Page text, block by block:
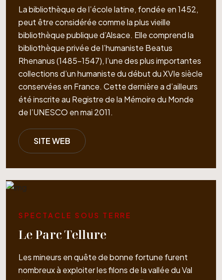
La bibliothèque de l’école latine, fondée en 1452,
peut être considérée comme la plus vieille
bibliothèque publique d’Alsace. Elle comprend la
bibliothèque privée de l’humaniste Beatus
Rhenanus (1485-1547), l’une des plus importantes
collections d’un humaniste du début du XVIe siècle
conservées en France. Cette dernière a d’ailleurs
été inscrite au Registre de la Mémoire du Monde
de l’UNESCO en mai 2011.
SITE WEB
SPECTACLE SOUS TERRE
Le Parc Tellure
Les mineurs en quête de bonne fortune furent
nombreux à exploiter les filons de la vallée du Val